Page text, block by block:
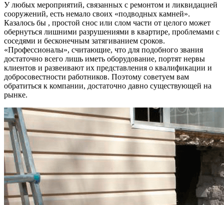
У любых мероприятий, связанных с ремонтом и ликвидацией
сооружений, есть немало своих «подводных камней».
Казалось бы , простой снос или слом части от целого может
обернуться лишними разрушениями в квартире, проблемами с
соседями и бесконечным затягиванием сроков.
«Профессионалы», считающие, что для подобного звания
достаточно всего лишь иметь оборудование, портят нервы
клиентов и развеивают их представления о квалификации и
добросовестности работников. Поэтому советуем вам
обратиться к компании, достаточно давно существующей на
рынке.